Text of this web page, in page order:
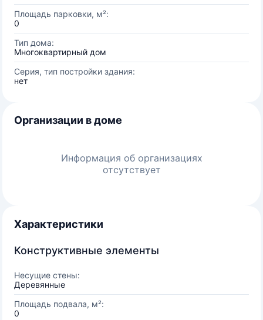
Площадь парковки, м²:
0
Тип дома:
Многоквартирный дом
Серия, тип постройки здания:
нет
Организации в доме
Информация об организациях
отсутствует
Характеристики
Конструктивные элементы
Несущие стены:
Деревянные
Площадь подвала, м²:
0